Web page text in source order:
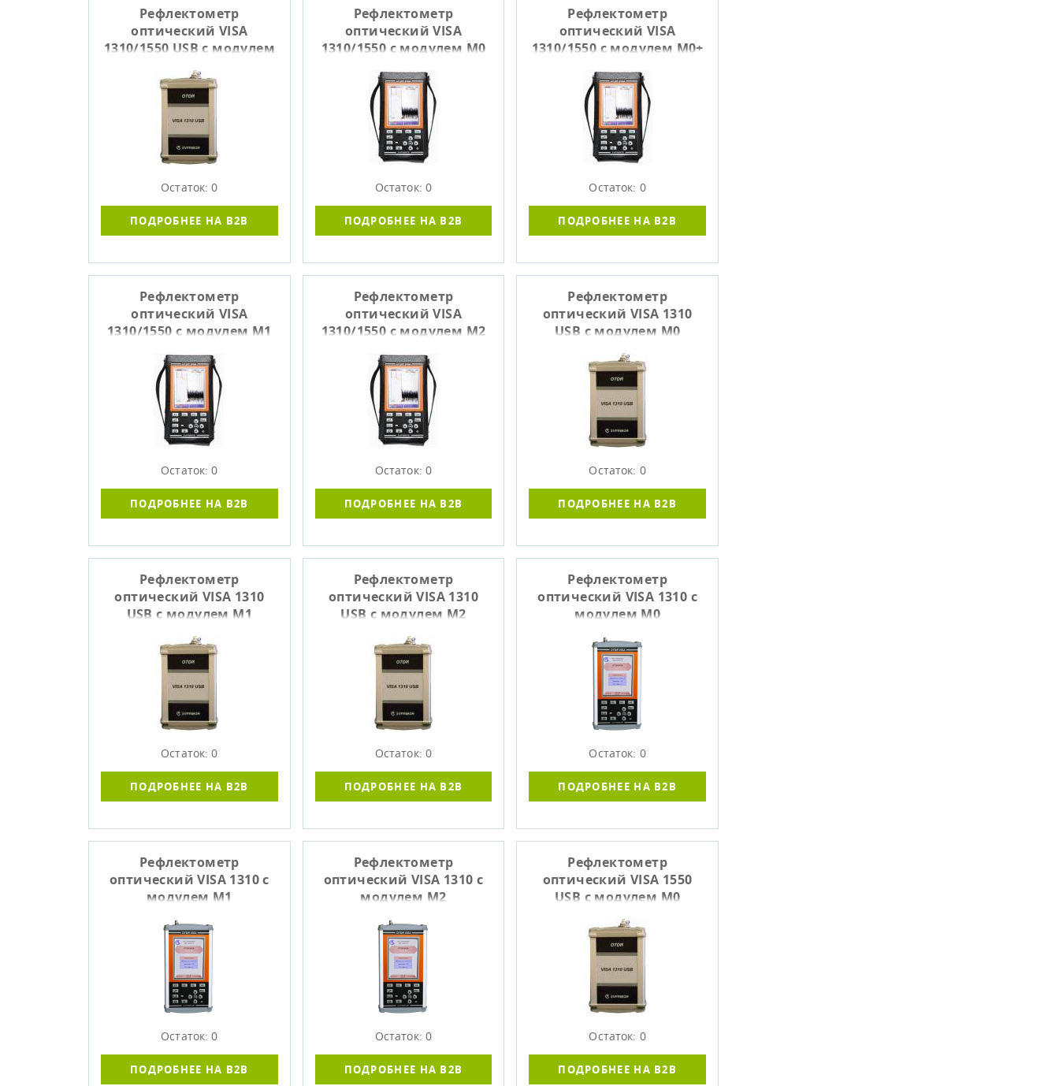
Рефлектометр
оптический VISA
1310/1550 USB с модулем
Остаток: 0
ПОДРОБНЕЕ НА B2B
Рефлектометр
оптический VISA
1310/1550 с модулем М0
Остаток: 0
ПОДРОБНЕЕ НА B2B
Рефлектометр
оптический VISA
1310/1550 с модулем М0+
Остаток: 0
ПОДРОБНЕЕ НА B2B
Рефлектометр
оптический VISA
1310/1550 с модулем М1
Остаток: 0
ПОДРОБНЕЕ НА B2B
Рефлектометр
оптический VISA
1310/1550 с модулем М2
Остаток: 0
ПОДРОБНЕЕ НА B2B
Рефлектометр
оптический VISA 1310
USB с модулем M0
Остаток: 0
ПОДРОБНЕЕ НА B2B
Рефлектометр
оптический VISA 1310
USB с модулем M1
Остаток: 0
ПОДРОБНЕЕ НА B2B
Рефлектометр
оптический VISA 1310
USB с модулем M2
Остаток: 0
ПОДРОБНЕЕ НА B2B
Рефлектометр
оптический VISA 1310 с
модулем M0
Остаток: 0
ПОДРОБНЕЕ НА B2B
Рефлектометр
оптический VISA 1310 с
модулем М1
Остаток: 0
ПОДРОБНЕЕ НА B2B
Рефлектометр
оптический VISA 1310 с
модулем М2
Остаток: 0
ПОДРОБНЕЕ НА B2B
Рефлектометр
оптический VISA 1550
USB с модулем M0
Остаток: 0
ПОДРОБНЕЕ НА B2B